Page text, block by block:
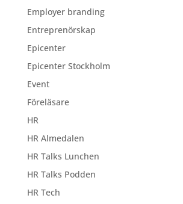
Employer branding
Entreprenörskap
Epicenter
Epicenter Stockholm
Event
Föreläsare
HR
HR Almedalen
HR Talks Lunchen
HR Talks Podden
HR Tech